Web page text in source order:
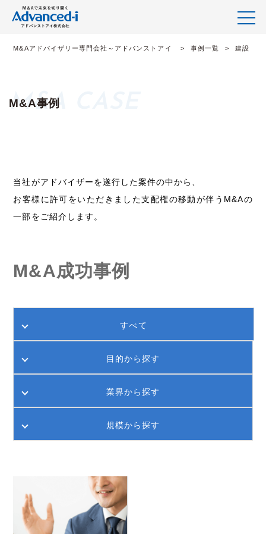
M&Aアドバイザリー専門会社～アドバンストアイ 事例一覧 建設
M&A事例
当社がアドバイザーを遂行した案件の中から、
お客様に許可をいただきました支配権の移動が伴うM&Aの
一部をご紹介します。
M&A成功事例
すべて
目的から探す
業界から探す
規模から探す